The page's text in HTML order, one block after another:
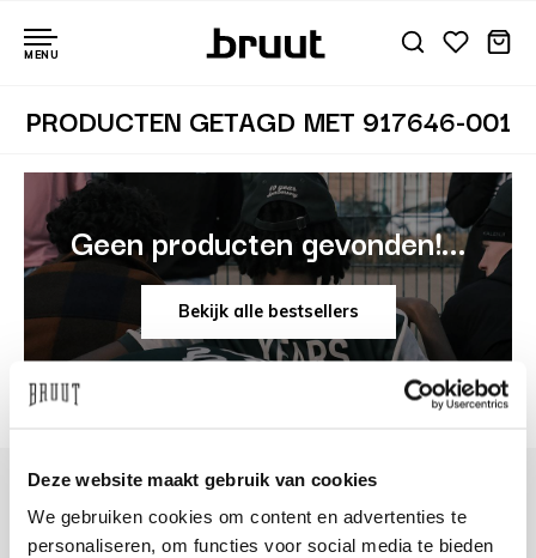
Deze website maakt gebruik van cookies
We gebruiken cookies om content en advertenties te
personaliseren, om functies voor social media te bieden
MENU
PRODUCTEN GETAGD MET 917646-001
Geen producten gevonden!...
Bekijk alle bestsellers